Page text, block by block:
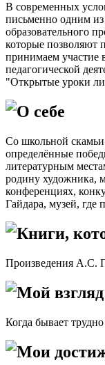
В современных
письменно одним из
образовательного
которые позволяют
принимаем участие
педагогической
"Открытые уроки
О себе
Со школьной скамьи
определённые
литературным
родину художника,
конференциях,
Гайдара, музей,
Книги,
Произведения А.С.
Мой
Когда бывает
Мои